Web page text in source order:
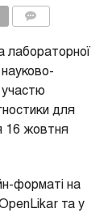
лабораторної
науково-
участю
для
16 жовтня
форматі на
та у